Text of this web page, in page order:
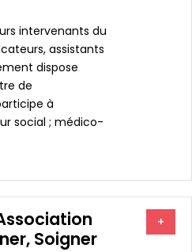
intervenants du
assistants
dispose
de
à
social ; médico-
Soigner
+